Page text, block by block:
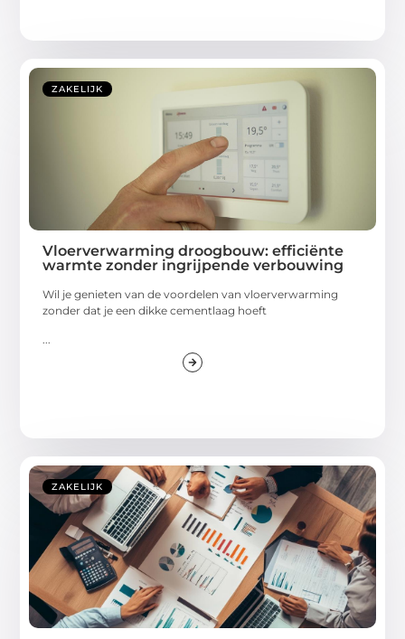
ZAKELIJK
Vloerverwarming droogbouw: efficiënte
warmte zonder ingrijpende verbouwing
Wil je genieten van de voordelen van vloerverwarming
zonder dat je een dikke cementlaag hoeft
...
ZAKELIJK